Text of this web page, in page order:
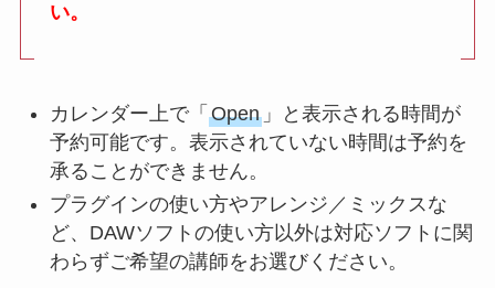
い。
カレンダー上で「 Open」と表示される時間が
予約可能です。表示されていない時間は予約を
承ることができません。
プラグインの使い方やアレンジ／ミックスな
ど、DAWソフトの使い方以外は対応ソフトに関
わらずご希望の講師をお選びください。